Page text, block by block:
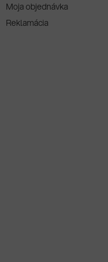
Moja objednávka
Reklamácia